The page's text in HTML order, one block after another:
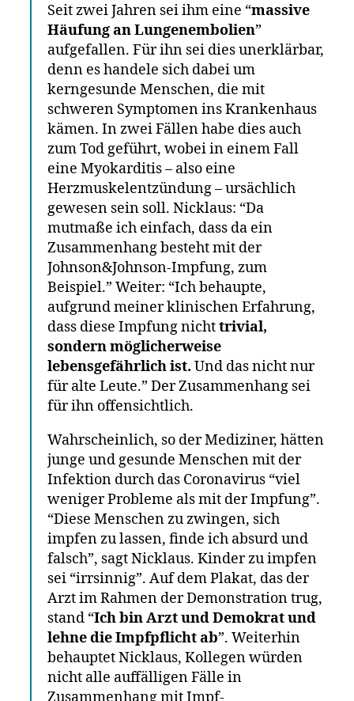
Seit zwei Jahren sei ihm eine “massive
Häufung an Lungenembolien”
aufgefallen. Für ihn sei dies unerklärbar,
denn es handele sich dabei um
kerngesunde Menschen, die mit
schweren Symptomen ins Krankenhaus
kämen. In zwei Fällen habe dies auch
zum Tod geführt, wobei in einem Fall
eine Myokarditis – also eine
Herzmuskelentzündung – ursächlich
gewesen sein soll. Nicklaus: “Da
mutmaße ich einfach, dass da ein
Zusammenhang besteht mit der
Johnson&Johnson-Impfung, zum
Beispiel.” Weiter: “Ich behaupte,
aufgrund meiner klinischen Erfahrung,
dass diese Impfung nichttrivial,
sondern möglicherweise
lebensgefährlich ist. Und das nicht nur
für alte Leute.” Der Zusammenhang sei
für ihn offensichtlich.
Wahrscheinlich, so der Mediziner, hätten
junge und gesunde Menschen mit der
Infektion durch das Coronavirus “viel
weniger Probleme als mit der Impfung”.
“Diese Menschen zu zwingen, sich
impfen zu lassen, finde ich absurd und
falsch”, sagt Nicklaus. Kinder zu impfen
sei “irrsinnig”. Auf dem Plakat, das der
Arzt im Rahmen der Demonstration trug,
stand “Ich bin Arzt und Demokrat und
lehne die Impfpflicht ab”. Weiterhin
behauptet Nicklaus, Kollegen würden
nicht alle auffälligen Fälle in
Zusammenhang mit Impf-